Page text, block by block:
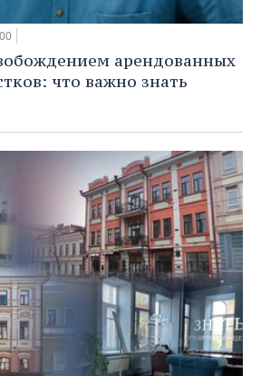
арендованных
что важно знать